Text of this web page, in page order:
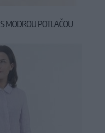
MODROU POTLAČOU
€